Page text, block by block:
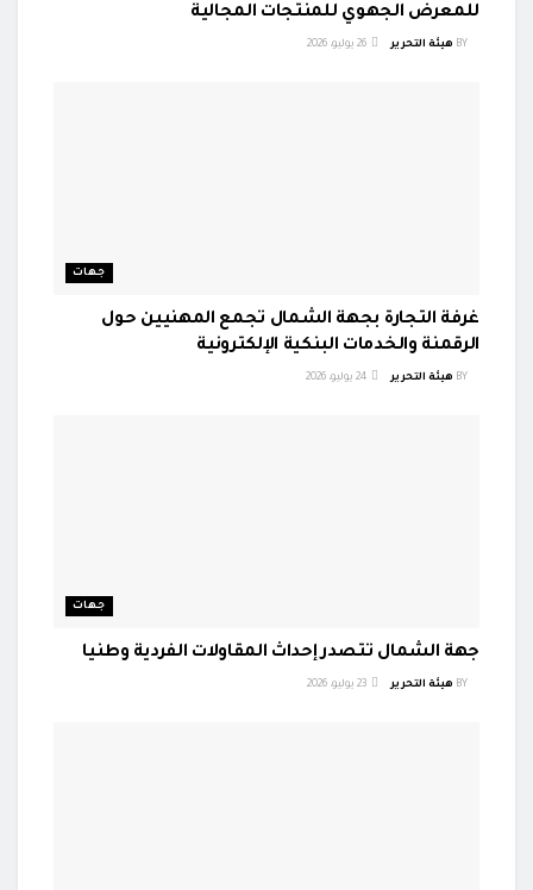
للمعرض الجهوي للمنتجات المجالية
BY هيئة التحرير
جهات
غرفة التجارة بجهة الشمال تجمع المهنيين حول
الرقمنة والخدمات البنكية الإلكترونية
BY هيئة التحرير
جهات
جهة الشمال تتصدر إحداث المقاولات الفردية وطنيا
BY هيئة التحرير